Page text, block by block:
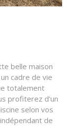
belle maison
cadre de vie
totalement
profiterez d’un
selon vos
de